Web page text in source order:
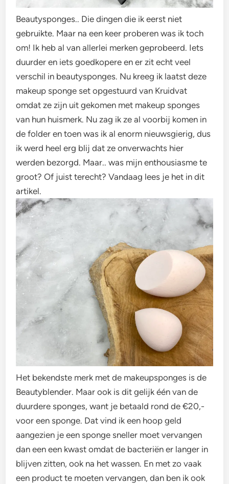
Beautysponges.. Die dingen die ik eerst niet
gebruikte. Maar na een keer proberen was ik toch
om! Ik heb al van allerlei merken geprobeerd. Iets
duurder en iets goedkopere en er zit echt veel
verschil in beautysponges. Nu kreeg ik laatst deze
makeup sponge set opgestuurd van Kruidvat
omdat ze zijn uit gekomen met makeup sponges
van hun huismerk. Nu zag ik ze al voorbij komen in
de folder en toen was ik al enorm nieuwsgierig, dus
ik werd heel erg blij dat ze onverwachts hier
werden bezorgd. Maar.. was mijn enthousiasme te
groot? Of juist terecht? Vandaag lees je het in dit
artikel.
Het bekendste merk met de makeupsponges is de
Beautyblender. Maar ook is dit gelijk één van de
duurdere sponges, want je betaald rond de €20,-
voor een sponge. Dat vind ik een hoop geld
aangezien je een sponge sneller moet vervangen
dan een een kwast omdat de bacteriën er langer in
blijven zitten, ook na het wassen. En met zo vaak
een product te moeten vervangen, dan ben ik ook